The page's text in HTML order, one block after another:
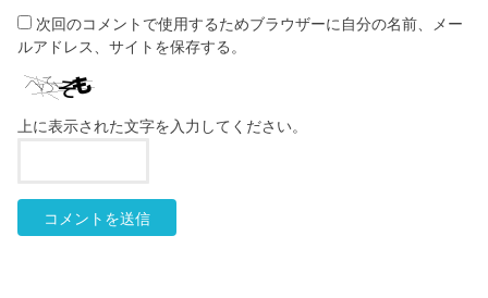
次回のコメントで使用するためブラウザーに自分の名前、メー
ルアドレス、サイトを保存する。
上に表示された文字を入力してください。